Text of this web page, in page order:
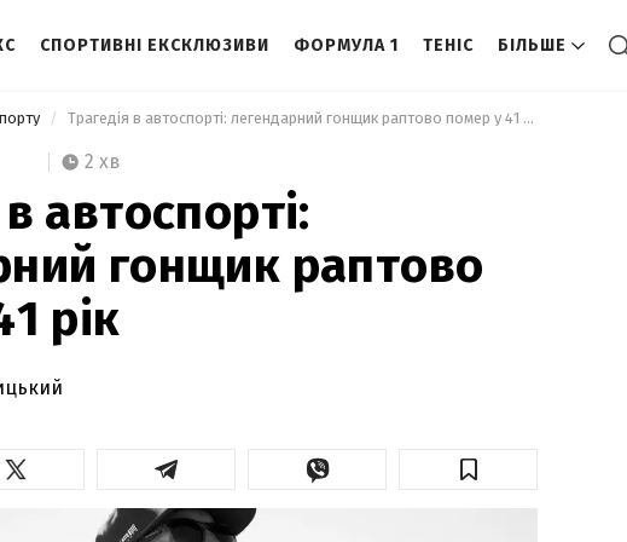
СПОРТИВНІ ЕКСКЛЮЗИВИ ФОРМУЛА 1 ТЕНІС БІЛЬШЕ
Трагедія в автоспорті: легендарний гонщик раптово помер у 41 рік
2 хв
автоспорті:
гонщик раптово
рік